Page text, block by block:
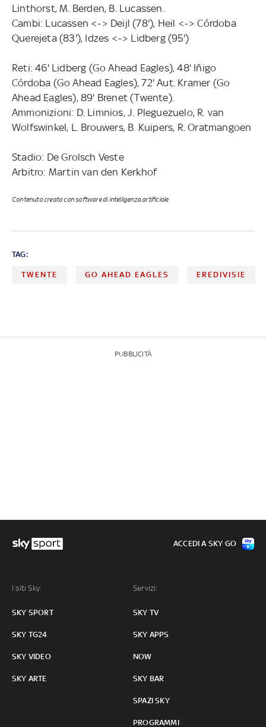
Linthorst, M. Berden, B. Lucassen.
Cambi: Lucassen <-> Deijl (78'), Heil <-> Córdoba
Querejeta (83'), Idzes <-> Lidberg (95')
Reti: 46' Lidberg (Go Ahead Eagles), 48' Iñigo
Córdoba (Go Ahead Eagles), 72' Aut. Kramer (Go
Ahead Eagles), 89' Brenet (Twente).
Ammonizioni: D. Limnios, J. Pleguezuelo, R. van
Wolfswinkel, L. Brouwers, B. Kuipers, R. Oratmangoen
Stadio: De Grolsch Veste
Arbitro: Martin van den Kerkhof
Contenuto creato con software di intelligenza artificiale
TAG:
TWENTE GO AHEAD EAGLES EREDIVISIE
PUBBLICITÀ
I siti Sky:
SKY SPORT
SKY TG24
SKY VIDEO
SKY ARTE
Servizi:
SKY TV
SKY APPS
NOW
SKY BAR
SPAZI SKY
PROGRAMMI
ACCEDI A SKY GO